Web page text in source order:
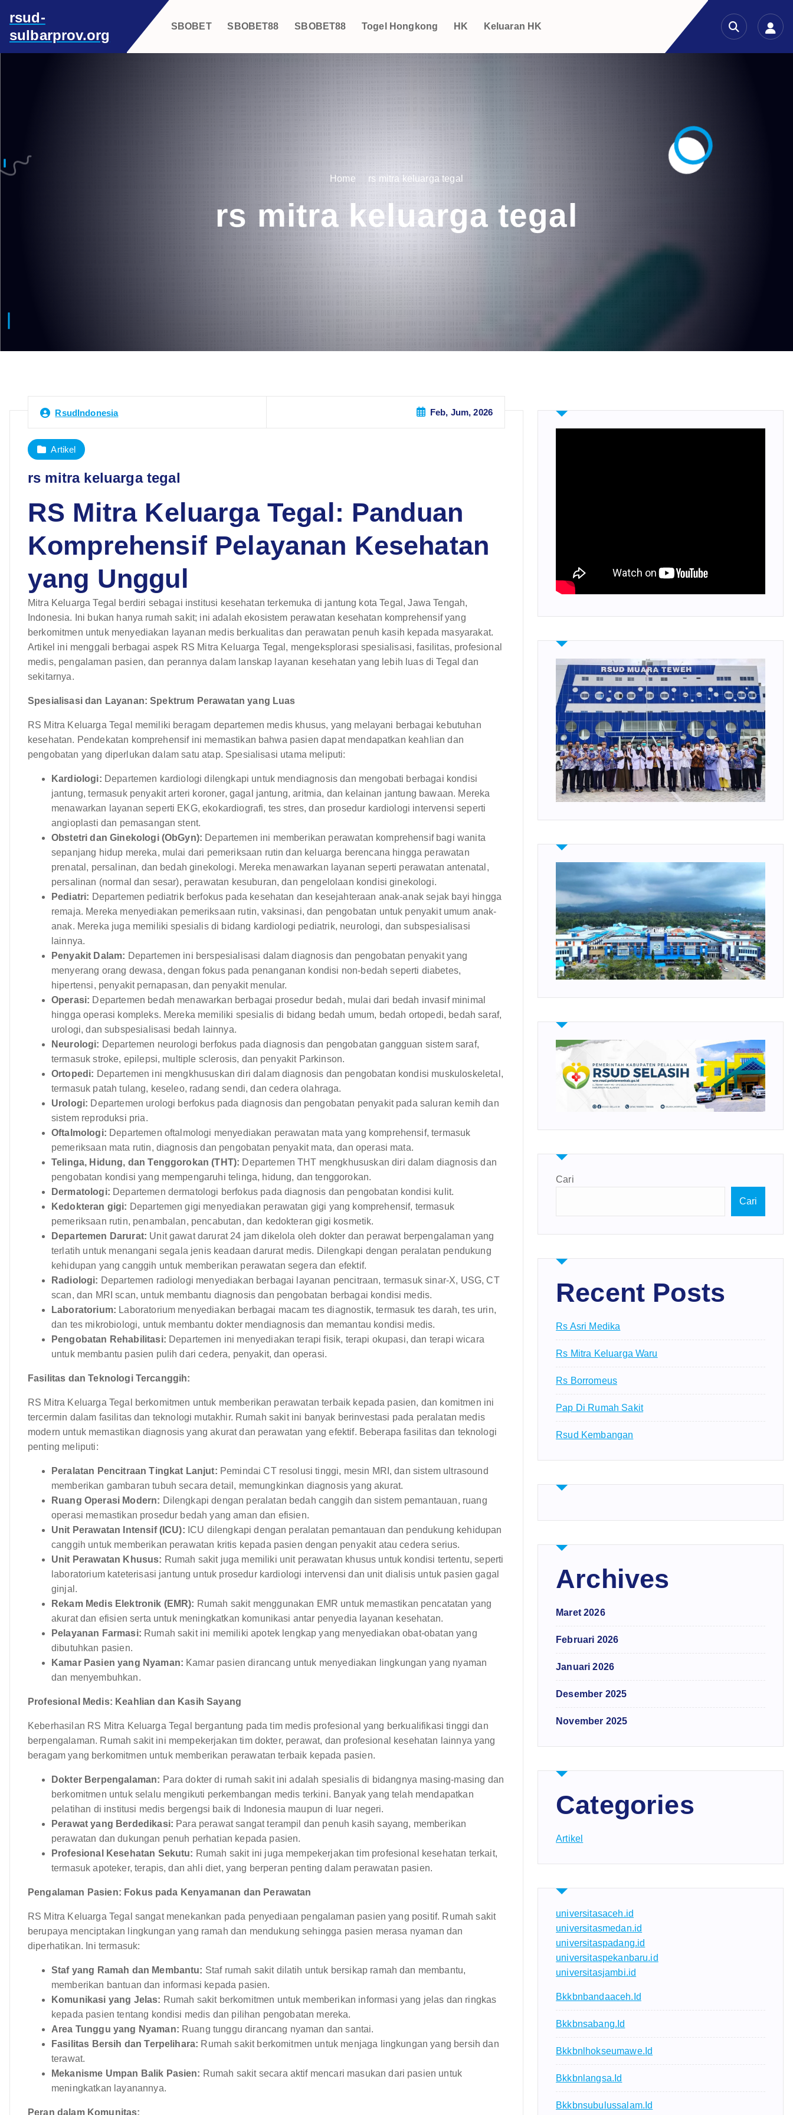
p
n
rsud-
sulbarprov.org
SBOBET SBOBET88 SBOBET88 Togel Hongkong HK Keluaran HK
Home rs mitra keluarga tegal
rs mitra keluarga tegal
RsudIndonesia Feb, Jum, 2026
Artikel
rs mitra keluarga tegal
RS Mitra Keluarga Tegal: Panduan
Komprehensif Pelayanan Kesehatan
yang Unggul
Mitra Keluarga Tegal berdiri sebagai institusi kesehatan terkemuka di jantung kota Tegal, Jawa Tengah,
Indonesia. Ini bukan hanya rumah sakit; ini adalah ekosistem perawatan kesehatan komprehensif yang
berkomitmen untuk menyediakan layanan medis berkualitas dan perawatan penuh kasih kepada masyarakat.
Artikel ini menggali berbagai aspek RS Mitra Keluarga Tegal, mengeksplorasi spesialisasi, fasilitas, profesional
medis, pengalaman pasien, dan perannya dalam lanskap layanan kesehatan yang lebih luas di Tegal dan
sekitarnya.
Spesialisasi dan Layanan: Spektrum Perawatan yang Luas
RS Mitra Keluarga Tegal memiliki beragam departemen medis khusus, yang melayani berbagai kebutuhan
kesehatan. Pendekatan komprehensif ini memastikan bahwa pasien dapat mendapatkan keahlian dan
pengobatan yang diperlukan dalam satu atap. Spesialisasi utama meliputi:
Kardiologi: Departemen kardiologi dilengkapi untuk mendiagnosis dan mengobati berbagai kondisi
jantung, termasuk penyakit arteri koroner, gagal jantung, aritmia, dan kelainan jantung bawaan. Mereka
menawarkan layanan seperti EKG, ekokardiografi, tes stres, dan prosedur kardiologi intervensi seperti
angioplasti dan pemasangan stent.
Obstetri dan Ginekologi (ObGyn): Departemen ini memberikan perawatan komprehensif bagi wanita
sepanjang hidup mereka, mulai dari pemeriksaan rutin dan keluarga berencana hingga perawatan
prenatal, persalinan, dan bedah ginekologi. Mereka menawarkan layanan seperti perawatan antenatal,
persalinan (normal dan sesar), perawatan kesuburan, dan pengelolaan kondisi ginekologi.
Pediatri: Departemen pediatrik berfokus pada kesehatan dan kesejahteraan anak-anak sejak bayi hingga
remaja. Mereka menyediakan pemeriksaan rutin, vaksinasi, dan pengobatan untuk penyakit umum anak-
anak. Mereka juga memiliki spesialis di bidang kardiologi pediatrik, neurologi, dan subspesialisasi
lainnya.
Penyakit Dalam: Departemen ini berspesialisasi dalam diagnosis dan pengobatan penyakit yang
menyerang orang dewasa, dengan fokus pada penanganan kondisi non-bedah seperti diabetes,
hipertensi, penyakit pernapasan, dan penyakit menular.
Operasi: Departemen bedah menawarkan berbagai prosedur bedah, mulai dari bedah invasif minimal
hingga operasi kompleks. Mereka memiliki spesialis di bidang bedah umum, bedah ortopedi, bedah saraf,
urologi, dan subspesialisasi bedah lainnya.
Neurologi: Departemen neurologi berfokus pada diagnosis dan pengobatan gangguan sistem saraf,
termasuk stroke, epilepsi, multiple sclerosis, dan penyakit Parkinson.
Ortopedi: Departemen ini mengkhususkan diri dalam diagnosis dan pengobatan kondisi muskuloskeletal,
termasuk patah tulang, keseleo, radang sendi, dan cedera olahraga.
Urologi: Departemen urologi berfokus pada diagnosis dan pengobatan penyakit pada saluran kemih dan
sistem reproduksi pria.
Oftalmologi: Departemen oftalmologi menyediakan perawatan mata yang komprehensif, termasuk
pemeriksaan mata rutin, diagnosis dan pengobatan penyakit mata, dan operasi mata.
Telinga, Hidung, dan Tenggorokan (THT): Departemen THT mengkhususkan diri dalam diagnosis dan
pengobatan kondisi yang mempengaruhi telinga, hidung, dan tenggorokan.
Dermatologi: Departemen dermatologi berfokus pada diagnosis dan pengobatan kondisi kulit.
Kedokteran gigi: Departemen gigi menyediakan perawatan gigi yang komprehensif, termasuk
pemeriksaan rutin, penambalan, pencabutan, dan kedokteran gigi kosmetik.
Departemen Darurat: Unit gawat darurat 24 jam dikelola oleh dokter dan perawat berpengalaman yang
terlatih untuk menangani segala jenis keadaan darurat medis. Dilengkapi dengan peralatan pendukung
kehidupan yang canggih untuk memberikan perawatan segera dan efektif.
Radiologi: Departemen radiologi menyediakan berbagai layanan pencitraan, termasuk sinar-X, USG, CT
scan, dan MRI scan, untuk membantu diagnosis dan pengobatan berbagai kondisi medis.
Laboratorium: Laboratorium menyediakan berbagai macam tes diagnostik, termasuk tes darah, tes urin,
dan tes mikrobiologi, untuk membantu dokter mendiagnosis dan memantau kondisi medis.
Pengobatan Rehabilitasi: Departemen ini menyediakan terapi fisik, terapi okupasi, dan terapi wicara
untuk membantu pasien pulih dari cedera, penyakit, dan operasi.
Fasilitas dan Teknologi Tercanggih:
RS Mitra Keluarga Tegal berkomitmen untuk memberikan perawatan terbaik kepada pasien, dan komitmen ini
tercermin dalam fasilitas dan teknologi mutakhir. Rumah sakit ini banyak berinvestasi pada peralatan medis
modern untuk memastikan diagnosis yang akurat dan perawatan yang efektif. Beberapa fasilitas dan teknologi
penting meliputi:
Peralatan Pencitraan Tingkat Lanjut: Pemindai CT resolusi tinggi, mesin MRI, dan sistem ultrasound
memberikan gambaran tubuh secara detail, memungkinkan diagnosis yang akurat.
Ruang Operasi Modern: Dilengkapi dengan peralatan bedah canggih dan sistem pemantauan, ruang
operasi memastikan prosedur bedah yang aman dan efisien.
Unit Perawatan Intensif (ICU): ICU dilengkapi dengan peralatan pemantauan dan pendukung kehidupan
canggih untuk memberikan perawatan kritis kepada pasien dengan penyakit atau cedera serius.
Unit Perawatan Khusus: Rumah sakit juga memiliki unit perawatan khusus untuk kondisi tertentu, seperti
laboratorium kateterisasi jantung untuk prosedur kardiologi intervensi dan unit dialisis untuk pasien gagal
ginjal.
Rekam Medis Elektronik (EMR): Rumah sakit menggunakan EMR untuk memastikan pencatatan yang
akurat dan efisien serta untuk meningkatkan komunikasi antar penyedia layanan kesehatan.
Pelayanan Farmasi: Rumah sakit ini memiliki apotek lengkap yang menyediakan obat-obatan yang
dibutuhkan pasien.
Kamar Pasien yang Nyaman: Kamar pasien dirancang untuk menyediakan lingkungan yang nyaman
dan menyembuhkan.
Profesional Medis: Keahlian dan Kasih Sayang
Keberhasilan RS Mitra Keluarga Tegal bergantung pada tim medis profesional yang berkualifikasi tinggi dan
berpengalaman. Rumah sakit ini mempekerjakan tim dokter, perawat, dan profesional kesehatan lainnya yang
beragam yang berkomitmen untuk memberikan perawatan terbaik kepada pasien.
Dokter Berpengalaman: Para dokter di rumah sakit ini adalah spesialis di bidangnya masing-masing dan
berkomitmen untuk selalu mengikuti perkembangan medis terkini. Banyak yang telah mendapatkan
pelatihan di institusi medis bergengsi baik di Indonesia maupun di luar negeri.
Perawat yang Berdedikasi: Para perawat sangat terampil dan penuh kasih sayang, memberikan
perawatan dan dukungan penuh perhatian kepada pasien.
Profesional Kesehatan Sekutu: Rumah sakit ini juga mempekerjakan tim profesional kesehatan terkait,
termasuk apoteker, terapis, dan ahli diet, yang berperan penting dalam perawatan pasien.
Pengalaman Pasien: Fokus pada Kenyamanan dan Perawatan
RS Mitra Keluarga Tegal sangat menekankan pada penyediaan pengalaman pasien yang positif. Rumah sakit
berupaya menciptakan lingkungan yang ramah dan mendukung sehingga pasien merasa nyaman dan
diperhatikan. Ini termasuk:
Staf yang Ramah dan Membantu: Staf rumah sakit dilatih untuk bersikap ramah dan membantu,
memberikan bantuan dan informasi kepada pasien.
Komunikasi yang Jelas: Rumah sakit berkomitmen untuk memberikan informasi yang jelas dan ringkas
kepada pasien tentang kondisi medis dan pilihan pengobatan mereka.
Area Tunggu yang Nyaman: Ruang tunggu dirancang nyaman dan santai.
Fasilitas Bersih dan Terpelihara: Rumah sakit berkomitmen untuk menjaga lingkungan yang bersih dan
terawat.
Mekanisme Umpan Balik Pasien: Rumah sakit secara aktif mencari masukan dari pasien untuk
meningkatkan layanannya.
Peran dalam Komunitas:
Cari
Cari
Recent Posts
Rs Asri Medika
Rs Mitra Keluarga Waru
Rs Borromeus
Pap Di Rumah Sakit
Rsud Kembangan
Archives
Maret 2026
Februari 2026
Januari 2026
Desember 2025
November 2025
Categories
Artikel
universitasaceh.id
universitasmedan.id
universitaspadang.id
universitaspekanbaru.id
universitasjambi.id
Bkkbnbandaaceh.id
Bkkbnsabang.id
Bkkbnlhokseumawe.id
Bkkbnlangsa.id
Bkkbnsubulussalam.id